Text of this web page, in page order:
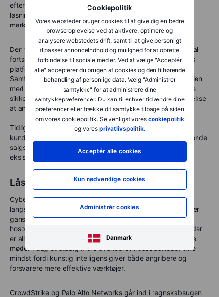
Cookiepolitik
Vores websteder bruger cookies til at give dig en bedre
browseroplevelse ved at aktivere, optimere og
analysere webstedets drift, samt til at give personligt
tilpasset annonceindhold og mulighed for at oprette
forbindelse til sociale medier. Ved at vælge "Acceptér
alle" accepterer du brugen af cookies og den tilhørende
behandling af personlige data. Vælg "Administrer
samtykke" for at administrere dine
samtykkepræferencer. Du kan til enhver tid ændre dine
præferencer eller trække dit samtykke tilbage på siden
om vores cookiepolitik. Se venligst vores cookiepolitik
og vores privatlivspolitik.
Acceptér alle cookies
Kun nødvendige cookies
Administrér cookies
Danmark
efterspørger færre leverandører og mere integrerede
løsninger, men det garanterer ikke, at de nuværende
markedsledere forbliver vinderne på længere sigt.
Den tredje risiko handler om eksekvering. CrowdStrike skal
fortsat bevise over for kunder og investorer, at selskabets
platform er stabil og pålidelig efter nedbruddet i 2024.
Samtidig skal Palo Alto Networks demonstrere, at strategien
med platformisering og opkøb styrker kundernes samlede
sikkerhedsløsning uden at gøre produkterne mere komplekse
at anvende.
Tidlige advarselssignaler vil blandt andet være lavere
kundevækst, langsommere vækst i kontraktværdier, stigende
salgsomkostninger og svagere udvikling i fornyelsen af
eksisterende kundeaftaler.
Låsen alene er ikke længere nok
Cybersikkerhed er fortsat et af de mest overbevisende
langsigtede digitale investeringstemaer, fordi virksomheder
ganske enkelt ikke kan vælge beskyttelse fra. Banker,
hospitaler, fabrikker, detailkæder og offentlige myndigheder
er alle afhængige af software for at fungere. Den software
møder i dag et stadig mere avanceret trusselsbillede, ikke
mindst fordi kunstig intelligens giver både angribere og
forsvarere mere effektive værktøjer.
CrowdStrike og Palo Alto Networks går ind i regnskabsugen